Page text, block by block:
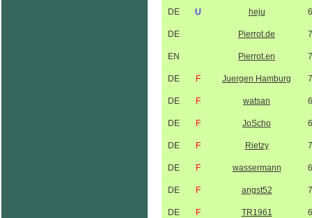
DE U heju
DE Pierrot.de
EN Pierrot.en
DE F Juergen Hamburg
DE F watsan
DE F JoScho
DE F Rietzy
DE F wassermann
DE F angst52
DE F TR1961